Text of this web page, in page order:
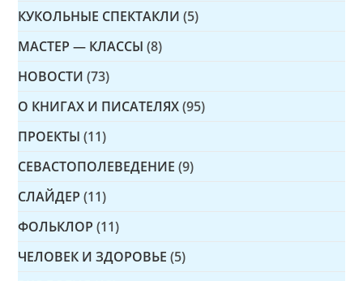
КУКОЛЬНЫЕ СПЕКТАКЛИ (5)
МАСТЕР — КЛАССЫ (8)
НОВОСТИ (73)
О КНИГАХ И ПИСАТЕЛЯХ (95)
ПРОЕКТЫ (11)
СЕВАСТОПОЛЕВЕДЕНИЕ (9)
СЛАЙДЕР (11)
ФОЛЬКЛОР (11)
ЧЕЛОВЕК И ЗДОРОВЬЕ (5)